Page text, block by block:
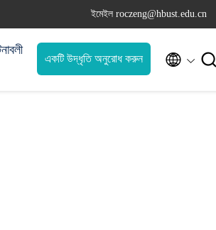
ইমেইল roczeng@hbust.edu.cn
একটি উদ্ধৃতি অনুরোধ করুন  